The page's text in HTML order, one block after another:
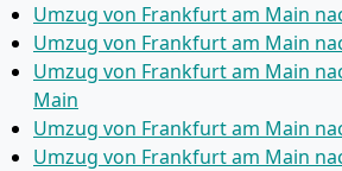
Umzug von Frankfurt am Main
Umzug von Frankfurt am Main
Umzug von Frankfurt am Main
Main
Umzug von Frankfurt am Main
Umzug von Frankfurt am Main